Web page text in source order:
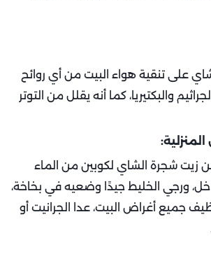
على تنقية هواء البيت من أي روائح
والبكتيريا، كما أنه يقلل من التوتر
من زيت شجرة الشاي لكوبين من الماء
ورجي الخليط جيدًا وضعيه في بخاخة،
جميع أغراض البيت، عدا الجرانيت أو